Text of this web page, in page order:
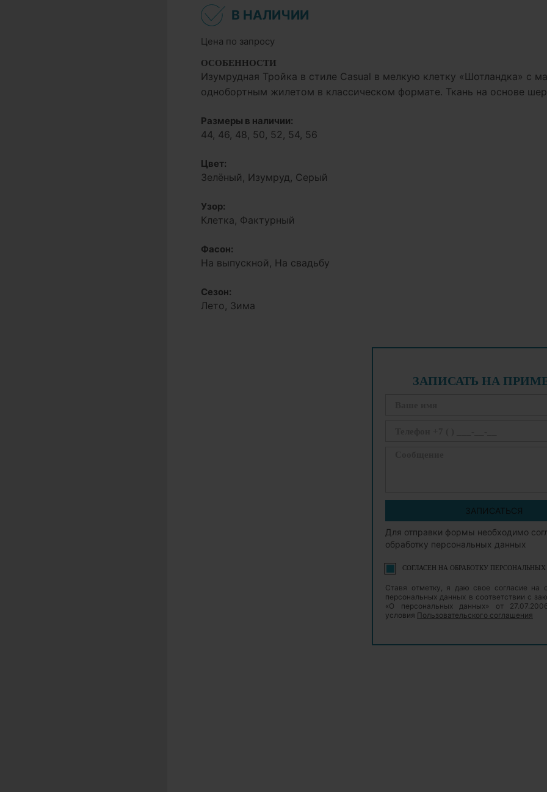
В НАЛИЧИИ
Цена по запросу
ОСОБЕННОСТИ
Изумрудная Тройка в стиле Casual в мелкую клетку «Шотландка» с
однобортным жилетом в классическом формате. Ткань на основе
Размеры в наличии:
44, 46, 48, 50, 52, 54, 56
Цвет:
Зелёный, Изумруд, Серый
Узор:
Клетка, Фактурный
Фасон:
На выпускной, На свадьбу
Сезон:
Лето, Зима
ЗАПИСАТЬ НА
ЗАПИСАТЬСЯ
Для отправки формы необходимо
обработку персональных данных
СОГЛАСЕН НА ОБРАБОТКУ
Ставя отметку, я даю свое согласие на
персональных данных в соответствии с
«О персональных данных» от
условия Пользовательского соглашения